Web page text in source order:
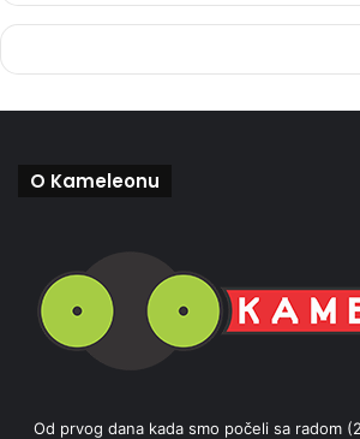
O Kameleonu
Od prvog dana kada smo počeli sa radom